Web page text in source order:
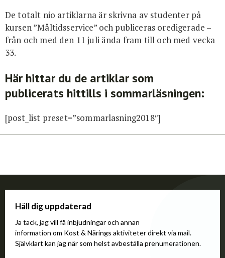
De totalt nio artiklarna är skrivna av studenter på
kursen ”Måltidsservice” och publiceras oredigerade –
från och med den 11 juli ända fram till och med vecka
33.
Här hittar du de artiklar som
publicerats hittills i sommarläsningen:
[post_list preset=”sommarlasning2018″]
Håll dig uppdaterad
Ja tack, jag vill få inbjudningar och annan
information om Kost & Närings aktiviteter direkt via mail.
Självklart kan jag när som helst avbeställa prenumerationen.